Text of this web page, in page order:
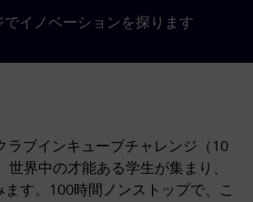
でイノベーションを探ります
ラブインキューブチャレンジ（10
世界中の才能ある学生が集まり、
す。100時間ノンストップで、こ